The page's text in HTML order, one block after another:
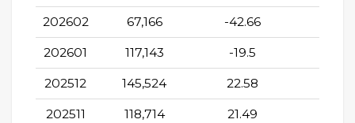
202602 67,166 -42.66
202601 117,143 -19.5
202512 145,524 22.58
202511 118,714 21.49